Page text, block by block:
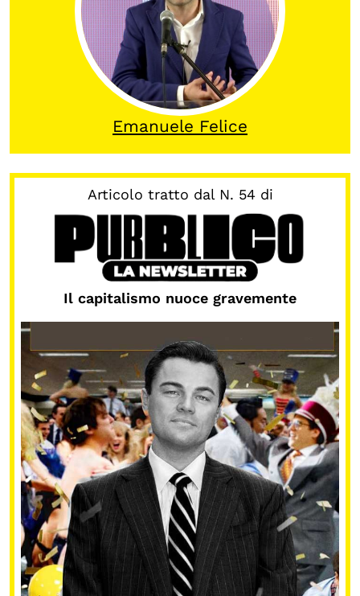
OLTRE LA SCUOLA
Attività per bambine e bambini
Programmi per le scuole
Master e Executive Program
Emanuele Felice
Articolo tratto dal N. 54 di
Il capitalismo nuoce gravemente